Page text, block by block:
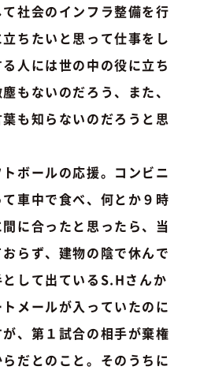
社会のインフラ整備を行
ちたいと思って仕事をし
人には世の中の役に立ち
もないのだろう、また、
葉も知らないのだろうと思
ボールの応援。コンビニ
車中で食べ、何とか９時
に合ったと思ったら、当
らず、建物の陰で休んで
して出ているS.Hさんか
メールが入っていたのに
、第１試合の相手が棄権
だとのこと。そのうちに